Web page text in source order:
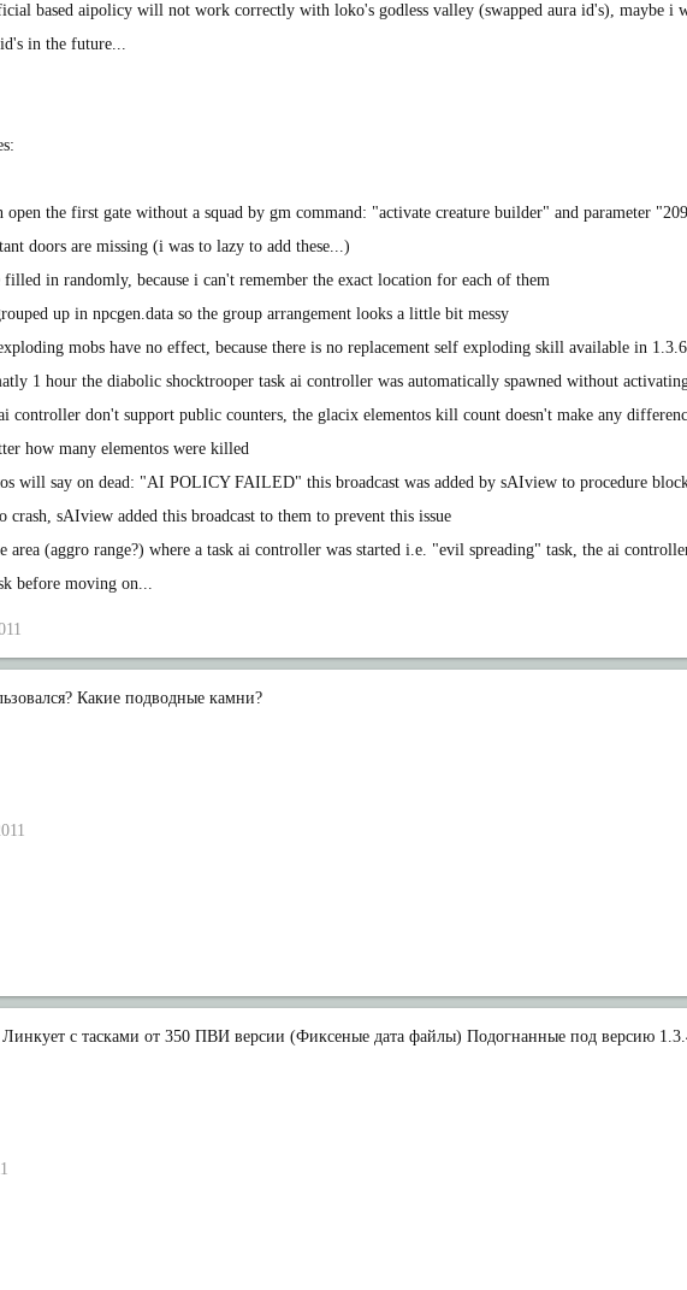
based aipolicy will not work correctly with loko's godless valley (swapped aura id's), maybe i
in the future...
open the first gate without a squad by gm command: "activate creature builder" and parameter
doors are missing (i was to lazy to add these...)
filled in randomly, because i can't remember the exact location for each of them
up in npcgen.data so the group arrangement looks a little bit messy
mobs have no effect, because there is no replacement self exploding skill available in
1 hour the diabolic shocktrooper task ai controller was automatically spawned without
controller don't support public counters, the glacix elementos kill count doesn't make any
how many elementos were killed
will say on dead: "AI POLICY FAILED" this broadcast was added by sAIview to procedure
crash, sAIview added this broadcast to them to prevent this issue
area (aggro range?) where a task ai controller was started i.e. "evil spreading" task, the ai
before moving on...
Какие подводные камни?
с тасками от 350 ПВИ версии (Фиксеные дата файлы) Подогнанные под версию